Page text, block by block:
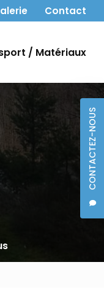
CONTACTEZ-NOUS
Contact
/ Matériaux